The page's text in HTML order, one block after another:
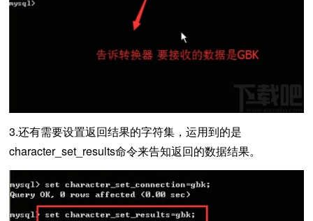
3.还有需要设置返回结果的字符集，运用到的是
character_set_results命令来告知返回的数据结果。